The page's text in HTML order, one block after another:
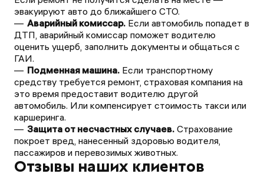
эвакуируют авто до ближайшего СТО.
Аварийный комиссар. Если автомобиль попадет в
ДТП, аварийный комиссар поможет водителю
оценить ущерб, заполнить документы и общаться с
ГАИ.
Подменная машина. Если транспортному
средству требуется ремонт, страховая компания на
это время предоставит водителю другой
автомобиль. Или компенсирует стоимость такси или
каршеринга.
Защита от несчастных случаев. Страхование
покроет вред, нанесенный здоровью водителя,
пассажиров и перевозимых животных.
Отзывы наших клиентов